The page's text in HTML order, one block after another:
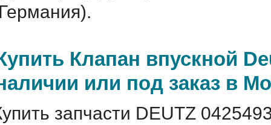
Клапан впускной
или под заказ в
запчасти DEUTZ